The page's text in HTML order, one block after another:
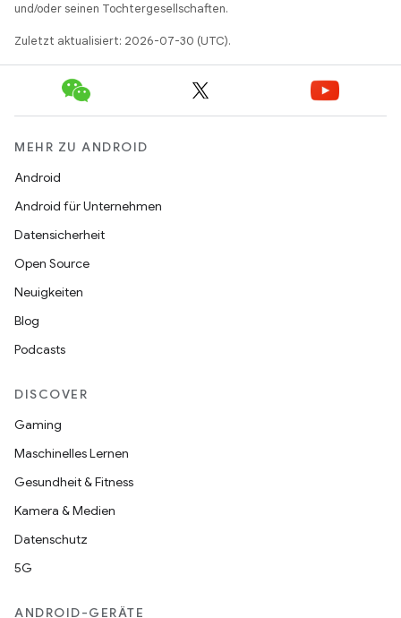
und/oder seinen Tochtergesellschaften.
Zuletzt aktualisiert: 2026-07-30 (UTC).
MEHR ZU ANDROID
Android
Android für Unternehmen
Datensicherheit
Open Source
Neuigkeiten
Blog
Podcasts
DISCOVER
Gaming
Maschinelles Lernen
Gesundheit & Fitness
Kamera & Medien
Datenschutz
5G
ANDROID-GERÄTE